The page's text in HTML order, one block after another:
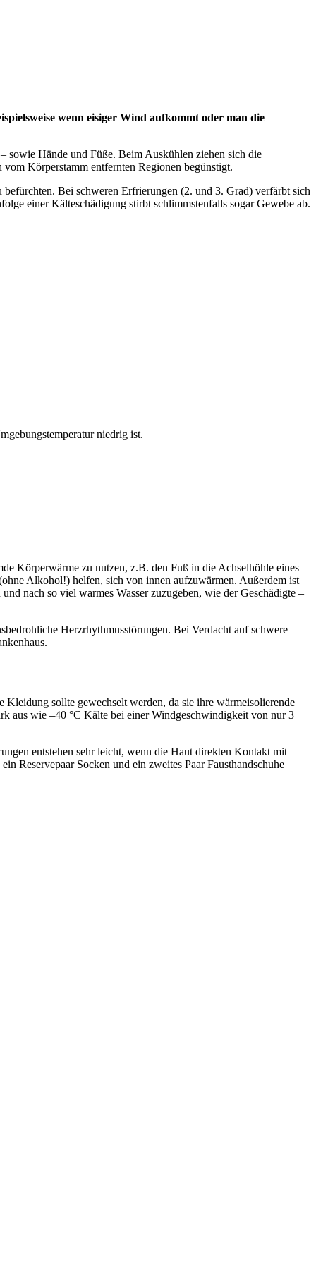
wenn eisiger Wind aufkommt oder man die
sowie Hände und Füße. Beim Auskühlen ziehen sich die
Körperstamm entfernten Regionen begünstigt.
Bei schweren Erfrierungen (2. und 3. Grad) verfärbt sich
einer Kälteschädigung stirbt schlimmstenfalls sogar Gewebe ab.
niedrig ist.
Körperwärme zu nutzen, z.B. den Fuß in die Achselhöhle eines
Alkohol!) helfen, sich von innen aufzuwärmen. Außerdem ist
nach so viel warmes Wasser zuzugeben, wie der Geschädigte –
Herzrhythmusstörungen. Bei Verdacht auf schwere
sollte gewechselt werden, da sie ihre wärmeisolierende
aus wie –40 °C Kälte bei einer Windgeschwindigkeit von nur 3
entstehen sehr leicht, wenn die Haut direkten Kontakt mit
Reservepaar Socken und ein zweites Paar Fausthandschuhe